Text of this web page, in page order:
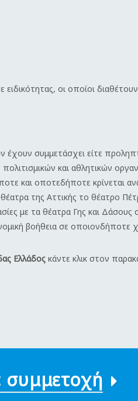
οι οποίοι διαθέτουν
συμμετάσχει είτε
και αθλητικών
και οποτεδήποτε κρίνεται
της Αττικής το θέατρο
με τα θέατρα Γης και Δάσους
βοήθεια σε οποιονδήποτε
Ελλάδος κάντε κλικ στον